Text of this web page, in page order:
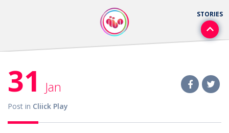
31 Jan
Post in Cliick Play